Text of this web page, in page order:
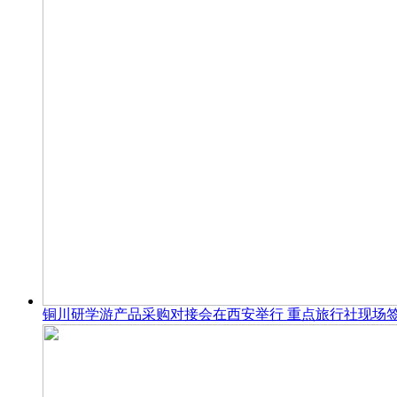
铜川研学游产品采购对接会在西安举行 重点旅行社现场